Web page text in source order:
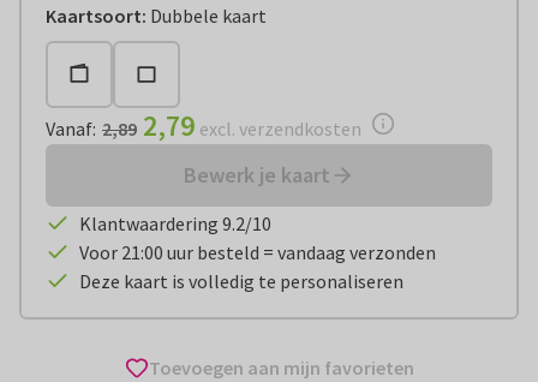
Kaartsoort: Dubbele kaart
Vanaf:€ 2,79 excl. verzendkosten
Vanaf: 2,89 2,79 excl. verzendkosten
Bewerk je kaart
Klantwaardering 9.2/10
Voor 21:00 uur besteld = vandaag verzonden
Deze kaart is volledig te personaliseren
Toevoegen aan mijn favorieten